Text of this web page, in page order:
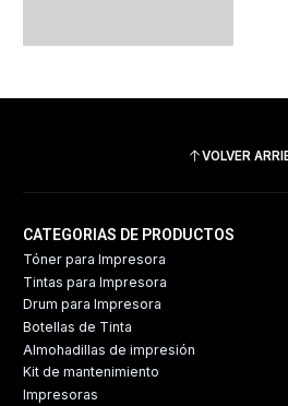
VOLVER
CATEGORIAS DE PRODUCTOS
Tóner para Impresora
Tintas para Impresora
Drum para Impresora
Botellas de Tinta
Almohadillas de impresión
Kit de mantenimiento
Impresoras